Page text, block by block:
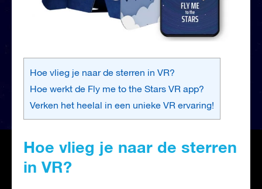
Hoe vlieg je naar de sterren in VR?
Hoe werkt de Fly me to the Stars VR app?
Verken het heelal in een unieke VR ervaring!
Hoe vlieg je naar de sterren
in VR?